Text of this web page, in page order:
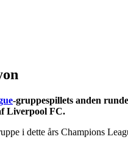
-gruppespillets anden
Liverpool FC.
i dette års Champions